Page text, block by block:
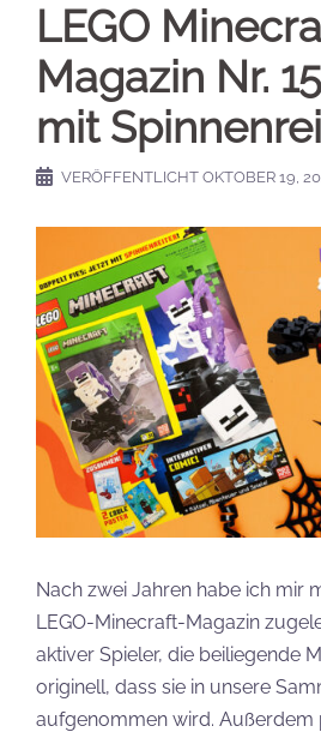
LEGO
Magazin Nr.
mit
VERÖFFENTLICHT OKTOBER 19,
Nach zwei Jahren habe ich mir
LEGO-Minecraft-Magazin
aktiver Spieler, die beiliegende
originell, dass sie in unsere
aufgenommen wird. Außerdem